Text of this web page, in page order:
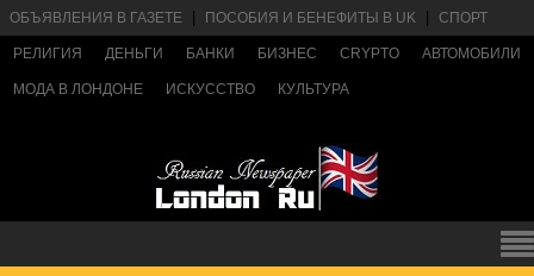
ОБЪЯВЛЕНИЯ В ГАЗЕТЕ ПОСОБИЯ И БЕНЕФИТЫ В UK СПОРТ
РЕЛИГИЯ ДЕНЬГИ БАНКИ БИЗНЕС CRYPTO АВТОМОБИЛИ
МОДА В ЛОНДОНЕ ИСКУССТВО КУЛЬТУРА